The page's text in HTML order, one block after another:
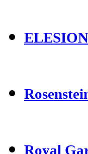
ELESION
Royal